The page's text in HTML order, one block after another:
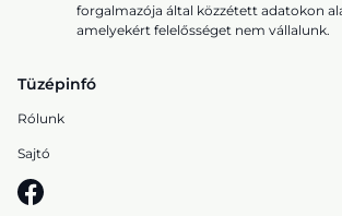
forgalmazója által közzétett adatokon
amelyekért felelősséget nem vállalunk.
Tüzépinfó
Rólunk
Sajtó